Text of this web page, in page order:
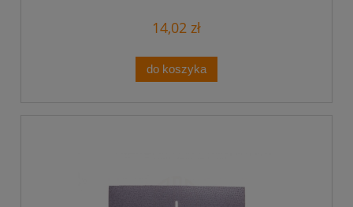
14,02 zł
do koszyka